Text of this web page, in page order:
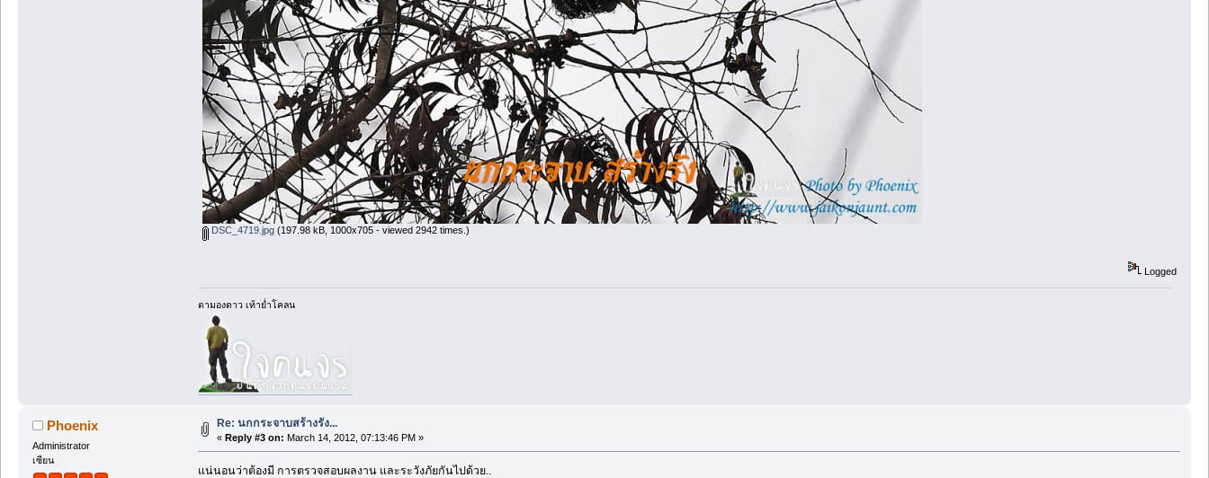
DSC_4719.jpg(197.98 kB, 1000x705 - viewed 2942 times.)
Logged
ตามองดาว เท้าย่ำโคลน
Phoenix
Administrator
เซียน
Re: นกกระจาบสร้างรัง...
« Reply #3 on: March 14, 2012, 07:13:46 PM »
แน่นอนว่าต้องมี การตรวจสอบผลงาน และระวังภัยกันไปด้วย..